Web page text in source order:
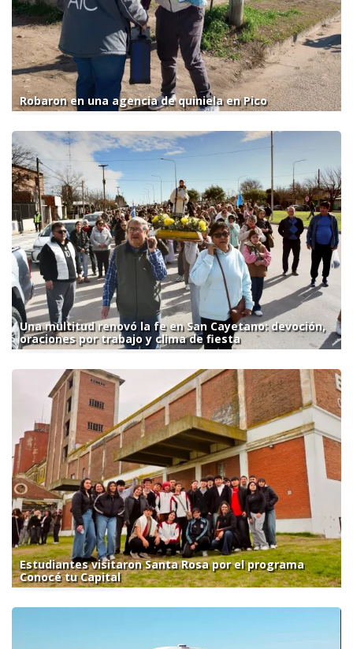
Robaron en una agencia de quiniela en Pico
Una multitud renovó la fe en San Cayetano: devoción,
oraciones por trabajo y clima de fiesta
Estudiantes visitaron Santa Rosa por el programa
Conocé tu Capital